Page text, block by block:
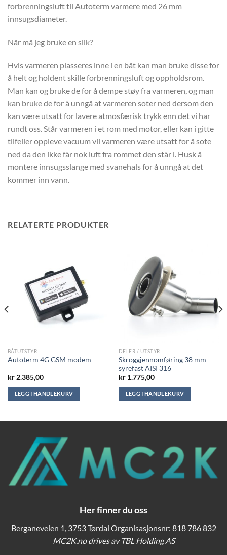
forbrenningsluft til Autoterm varmere med 26 mm
innsugsdiameter.
Når må jeg bruke en slik?
Hvis varmeren plasseres inne i en båt kan man bruke disse for
å helt og holdent skille forbrenningsluft og oppholdsrom.
Man kan og bruke de for å dempe støy fra varmeren, og man
kan bruke de for å unngå at varmeren soter ned dersom den
kan være utsatt for lavere atmosfærisk trykk enn det vi har
rundt oss. Står varmeren i et rom med motor, eller kan i gitte
tilfeller oppleve vacuum vil varmeren være utsatt for å sote
ned da den ikke får nok luft fra rommet den står i. Husk å
montere innsugsslange med svanehals for å unngå at det
kommer inn vann.
RELATERTE PRODUKTER
BÅTUTSTYR
Autoterm 4G GSM modem
kr2.385,00
LEGG I HANDLEKURV
DELER / UTSTYR
Skroggjennomføring 38 mm
syrefast AISI 316
kr1.775,00
LEGG I HANDLEKURV
Her finner du oss
Berganeveien 1, 3753 Tørdal Organisasjonsnr: 818 786 832
MC2K.no drives av TBL Holding AS